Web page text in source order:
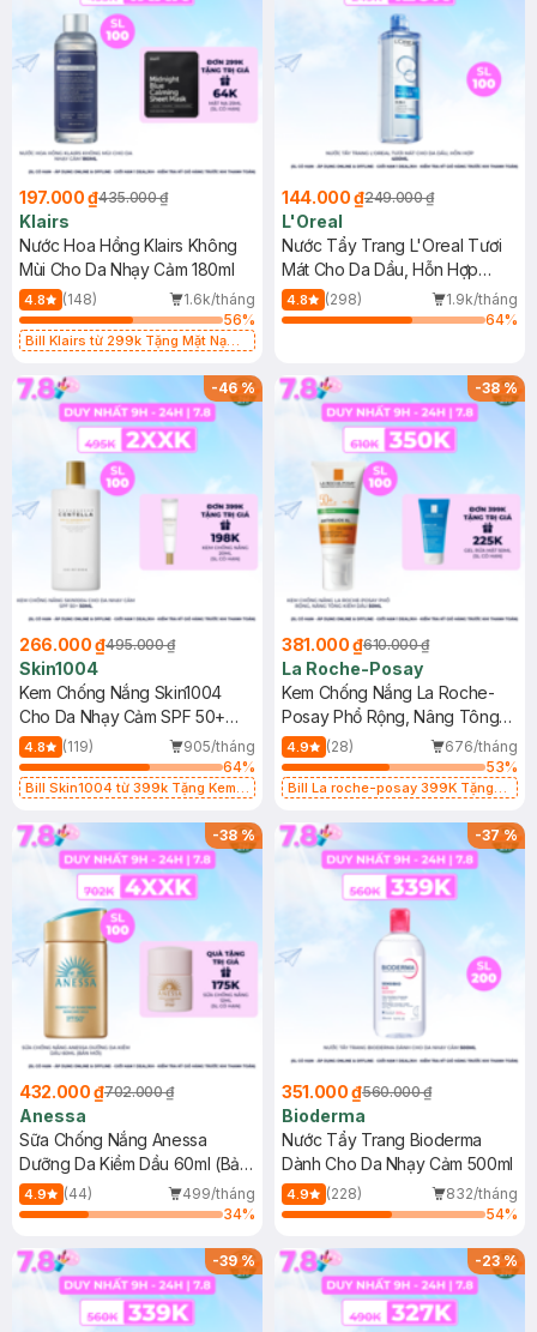
197.000 ₫435.000 ₫
Klairs
Nước Hoa Hồng Klairs Không
Mùi Cho Da Nhạy Cảm 180ml
4.8 (148)
1.6k/tháng
56%
Bill Klairs từ 299k Tặng Mặt Nạ
25ml (SL Có Hạn)
144.000 ₫249.000 ₫
L'Oreal
Nước Tẩy Trang L'Oreal Tươi
Mát Cho Da Dầu, Hỗn Hợp
400ml
4.8 (298)
1.9k/tháng
64%
-46%
266.000 ₫495.000 ₫
Skin1004
Kem Chống Nắng Skin1004
Cho Da Nhạy Cảm SPF 50+
50ml
4.8 (119)
905/tháng
64%
Bill Skin1004 từ 399k Tặng Kem
SPF 50+ 20ml (SL Có Hạn)
-38%
381.000 ₫610.000 ₫
La Roche-Posay
Kem Chống Nắng La Roche-
Posay Phổ Rộng, Nâng Tông
Kiềm Dầu 50ml
4.9 (28)
676/tháng
53%
Bill La roche-posay 399K Tặng
(SL có hạn)
-38%
432.000 ₫702.000 ₫
Anessa
Sữa Chống Nắng Anessa
Dưỡng Da Kiềm Dầu 60ml (Bản
Mới)
4.9 (44)
499/tháng
34%
-37%
351.000 ₫560.000 ₫
Bioderma
Nước Tẩy Trang Bioderma
Dành Cho Da Nhạy Cảm 500ml
4.9 (228)
832/tháng
54%
-39% -23%